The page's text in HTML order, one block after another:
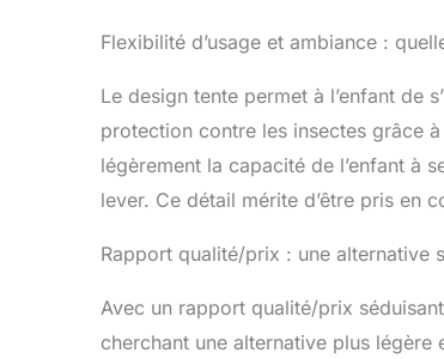
Flexibilité d’usage et ambiance :
Le design tente permet à l’enfant de
protection contre les insectes grâce
légèrement la capacité de l’enfant à
lever. Ce détail mérite d’être pris en
Rapport qualité/prix : une alternative
Avec un rapport qualité/prix
cherchant une alternative plus